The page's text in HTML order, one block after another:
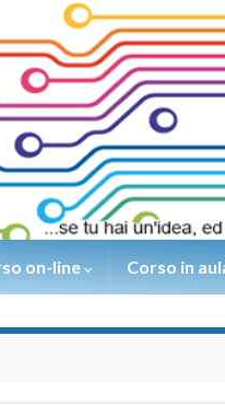
on-line Corso in